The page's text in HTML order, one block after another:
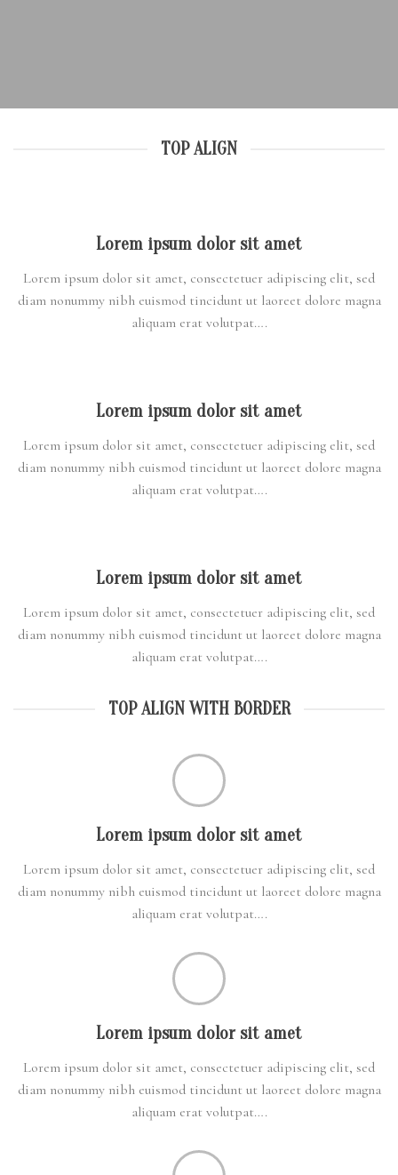
TOP ALIGN
Lorem ipsum dolor sit amet
Lorem ipsum dolor sit amet, consectetuer adipiscing elit, sed
diam nonummy nibh euismod tincidunt ut laoreet dolore magna
aliquam erat volutpat….
Lorem ipsum dolor sit amet
Lorem ipsum dolor sit amet, consectetuer adipiscing elit, sed
diam nonummy nibh euismod tincidunt ut laoreet dolore magna
aliquam erat volutpat….
Lorem ipsum dolor sit amet
Lorem ipsum dolor sit amet, consectetuer adipiscing elit, sed
diam nonummy nibh euismod tincidunt ut laoreet dolore magna
aliquam erat volutpat….
TOP ALIGN WITH BORDER
Lorem ipsum dolor sit amet
Lorem ipsum dolor sit amet, consectetuer adipiscing elit, sed
diam nonummy nibh euismod tincidunt ut laoreet dolore magna
aliquam erat volutpat….
Lorem ipsum dolor sit amet
Lorem ipsum dolor sit amet, consectetuer adipiscing elit, sed
diam nonummy nibh euismod tincidunt ut laoreet dolore magna
aliquam erat volutpat….